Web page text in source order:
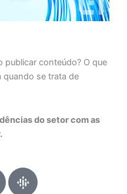
publicar conteúdo? O que
quando se trata de
do setor com as